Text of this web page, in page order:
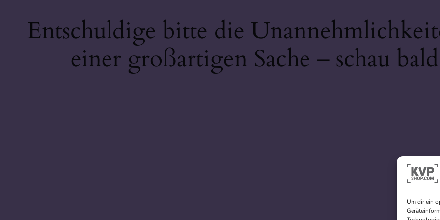
Um dir ein
Entschuldige bitte die
einer großartigen Sache – schau